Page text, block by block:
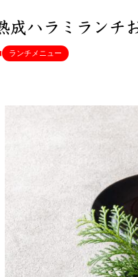
成ハラミランチ
ランチメニュー